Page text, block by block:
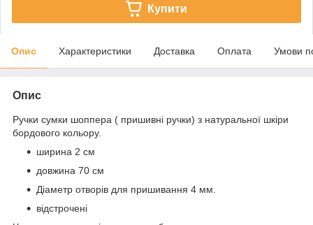
Купити
Опис Характеристики Доставка Оплата Умови
Опис
Ручки сумки шоппера ( пришивні ручки) з натуральної шкіри
бордового кольору.
ширина 2 см
довжина 70 см
Діаметр отворів для пришивання 4 мм.
відстрочені